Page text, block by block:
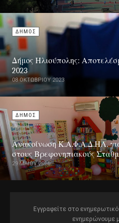
ΔΗΜΟΣ
Δήμος Ηλιούπολης:
2023
08 ΟΚΤΩΒΡΊΟΥ 2023
ΔΗΜΟΣ
Ανακοίνωση Κ.Α.Φ.Α.Δ.ΗΛ.
στους Βρεφονηπιακούς
29 ΜΑΪ́ΟΥ 2016
Εγγραφείτε στο
ενημερώνουμε